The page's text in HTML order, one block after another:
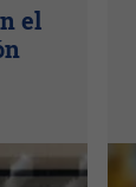
el